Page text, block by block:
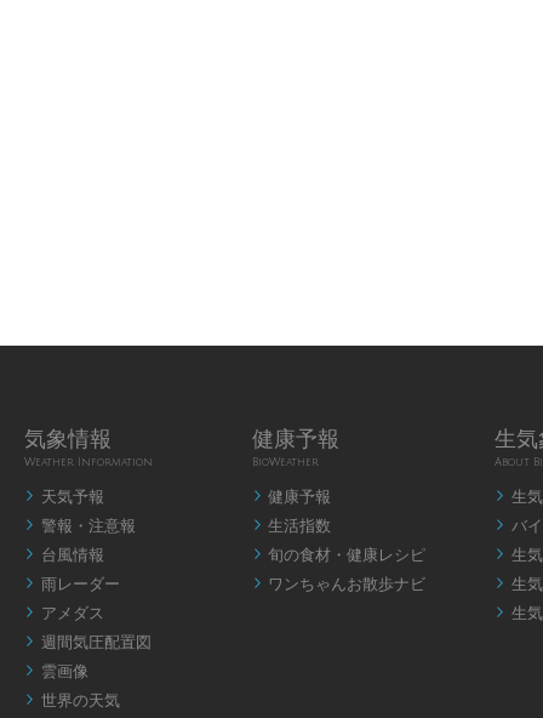
気象情報
Weather Information
 天気予報
 警報・注意報
 台風情報
 雨レーダー
 アメダス
 週間気圧配置図
 雲画像
 世界の天気
健康予報
BioWeather
 健康予報
 生活指数
 旬の食材・健康レシピ
 ワンちゃんお散歩ナビ
生気
About
 生
 バ
 生
 生
 生